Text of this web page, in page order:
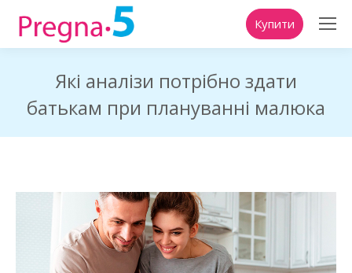
Купити
Які аналізи потрібно здати
батькам при плануванні малюка